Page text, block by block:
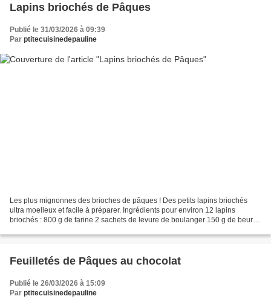
Lapins briochés de Pâques
Publié le 31/03/2026 à 09:39
Par ptitecuisinedepauline
Les plus mignonnes des brioches de pâques ! Des petits lapins briochés
ultra moelleux et facile à préparer. Ingrédients pour environ 12 lapins
briochés : 800 g de farine 2 sachets de levure de boulanger 150 g de beurre
Feuilletés de Pâques au chocolat
Publié le 26/03/2026 à 15:09
Par ptitecuisinedepauline